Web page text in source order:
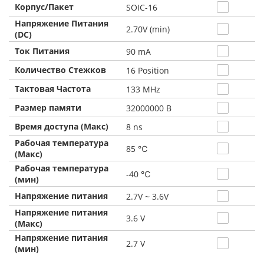
Корпус/Пакет
SOIC-16
Напряжение Питания
(DC)
2.70V (min)
Ток Питания
90 mA
Количество Стежков
16 Position
Тактовая Частота
133 MHz
Размер памяти
32000000 B
Время доступа (Макс)
8 ns
Рабочая температура
(Макс)
85 ℃
Рабочая температура
(мин)
-40 ℃
Напряжение питания
2.7V ~ 3.6V
Напряжение питания
(Макс)
3.6 V
Напряжение питания
(мин)
2.7 V